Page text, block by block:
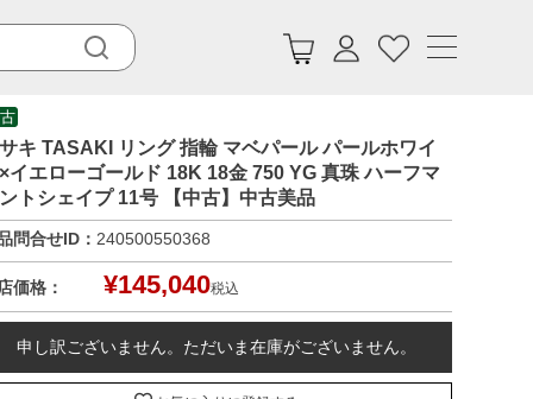
キ TASAKI リング 指輪 マベパール パールホワイ
イエローゴールド 18K 18金 750 YG 真珠 ハーフマ
トシェイプ 11号 【中古】中古美品
問合せID： 240500550368
価格： ¥145,040税込
申し訳ございません。ただいま在庫がございません。